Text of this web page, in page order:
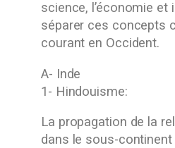
science, l’économie
séparer ces concepts
courant en Occident.
A- Inde
1- Hindouisme:
La propagation de la
dans le sous-continent